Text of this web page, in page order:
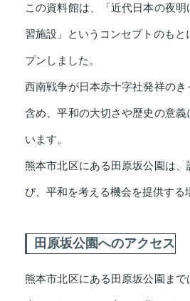
この資料館は、「近代日本の夜
習施設」というコンセプトのもと
プンしました。
西南戦争が日本赤十字社発祥のき
含め、平和の大切さや歴史の意義
います。
熊本市北区にある田原坂公園は
び、平和を考える機会を提供する
田原坂公園へのアクセス
熊本市北区にある田原坂公園ま